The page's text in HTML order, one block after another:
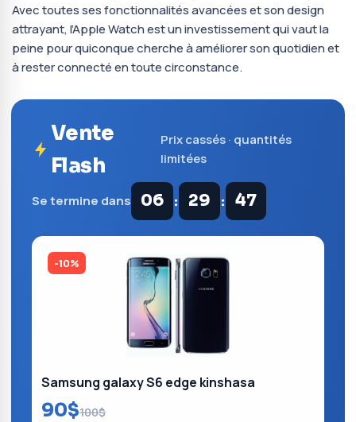
Avec toutes ses fonctionnalités avancées et son design
attrayant, l’Apple Watch est un investissement qui vaut la
peine pour quiconque cherche à améliorer son quotidien et
à rester connecté en toute circonstance.
Vente
Flash
Prix cassés · quantités
limitées
Se termine dans 06 : 29 : 47
-10%
Samsung galaxy S6 edge kinshasa
90$100$